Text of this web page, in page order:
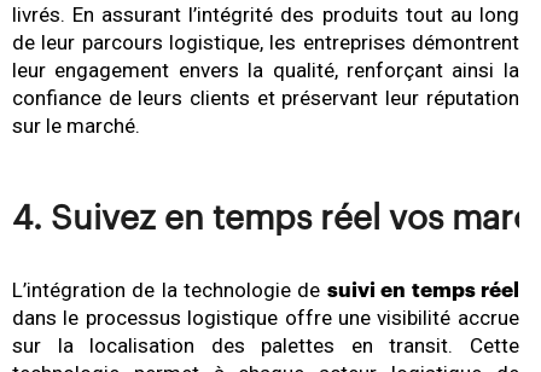
livrés. En assurant l’intégrité des produits tout au long
de leur parcours logistique, les entreprises démontrent
leur engagement envers la qualité, renforçant ainsi la
confiance de leurs clients et préservant leur réputation
sur le marché.
4. Suivez en temps réel vos
L’intégration de la technologie de suivi en temps réel
dans le processus logistique offre une visibilité accrue
sur la localisation des palettes en transit. Cette